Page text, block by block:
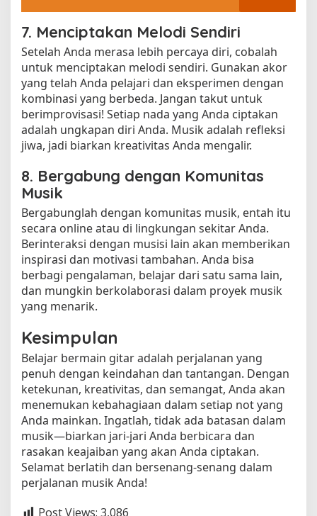
7. Menciptakan Melodi Sendiri
Setelah Anda merasa lebih percaya diri, cobalah
untuk menciptakan melodi sendiri. Gunakan akor
yang telah Anda pelajari dan eksperimen dengan
kombinasi yang berbeda. Jangan takut untuk
berimprovisasi! Setiap nada yang Anda ciptakan
adalah ungkapan diri Anda. Musik adalah refleksi
jiwa, jadi biarkan kreativitas Anda mengalir.
8. Bergabung dengan Komunitas
Musik
Bergabunglah dengan komunitas musik, entah itu
secara online atau di lingkungan sekitar Anda.
Berinteraksi dengan musisi lain akan memberikan
inspirasi dan motivasi tambahan. Anda bisa
berbagi pengalaman, belajar dari satu sama lain,
dan mungkin berkolaborasi dalam proyek musik
yang menarik.
Kesimpulan
Belajar bermain gitar adalah perjalanan yang
penuh dengan keindahan dan tantangan. Dengan
ketekunan, kreativitas, dan semangat, Anda akan
menemukan kebahagiaan dalam setiap not yang
Anda mainkan. Ingatlah, tidak ada batasan dalam
musik—biarkan jari-jari Anda berbicara dan
rasakan keajaiban yang akan Anda ciptakan.
Selamat berlatih dan bersenang-senang dalam
perjalanan musik Anda!
Post Views: 3,086